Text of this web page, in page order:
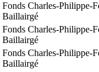
Fonds Charles-Philippe-
Baillairgé
Fonds Charles-Philippe-
Baillairgé
Fonds Charles-Philippe-
Baillairgé